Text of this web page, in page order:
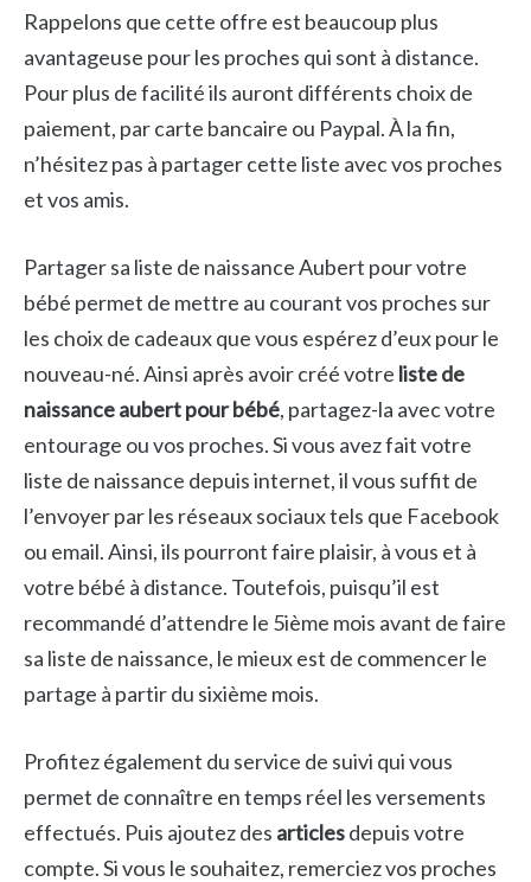
Rappelons que cette offre est beaucoup plus
avantageuse pour les proches qui sont à distance.
Pour plus de facilité ils auront différents choix de
paiement, par carte bancaire ou Paypal. À la fin,
n’hésitez pas à partager cette liste avec vos proches
et vos amis.
Partager sa liste de naissance Aubert pour votre
bébé permet de mettre au courant vos proches sur
les choix de cadeaux que vous espérez d’eux pour le
nouveau-né. Ainsi après avoir créé votre liste de
naissance aubert pour bébé, partagez-la avec votre
entourage ou vos proches. Si vous avez fait votre
liste de naissance depuis internet, il vous suffit de
l’envoyer par les réseaux sociaux tels que Facebook
ou email. Ainsi, ils pourront faire plaisir, à vous et à
votre bébé à distance. Toutefois, puisqu’il est
recommandé d’attendre le 5ième mois avant de faire
sa liste de naissance, le mieux est de commencer le
partage à partir du sixième mois.
Profitez également du service de suivi qui vous
permet de connaître en temps réel les versements
effectués. Puis ajoutez des articlesdepuis votre
compte. Si vous le souhaitez, remerciez vos proches